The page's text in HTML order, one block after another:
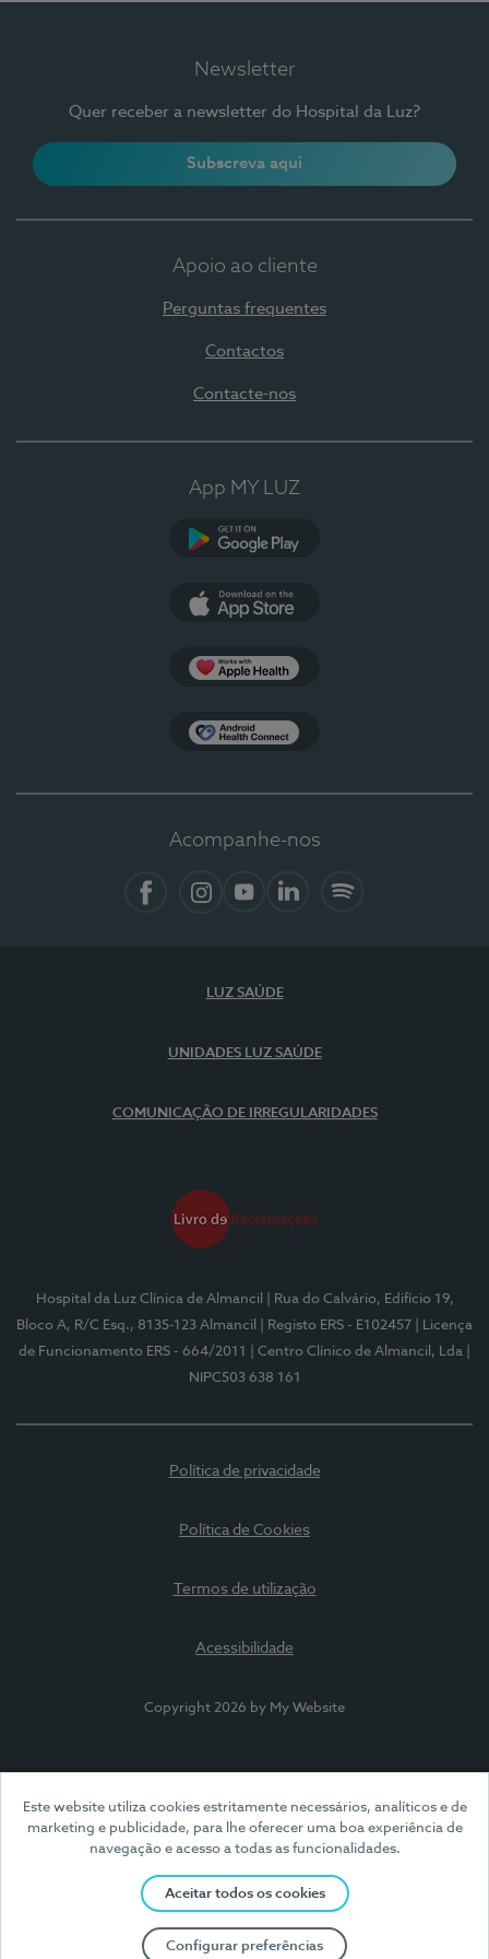
Este website utiliza cookies estritamente necessários, analíticos e de
marketing e publicidade, para lhe oferecer uma boa experiência de
navegação e acesso a todas as funcionalidades.
Aceitar todos os cookies
Configurar preferências
Newsletter
Quer receber a newsletter do Hospital da Luz?
Subscreva aqui
Apoio ao cliente
Perguntas frequentes
Contactos
Contacte-nos
App MY LUZ
Acompanhe-nos
LUZ SAÚDE
UNIDADES LUZ SAÚDE
COMUNICAÇÃO DE IRREGULARIDADES
Hospital da Luz Clínica de Almancil
| Rua do Calvário, Edifício 19,
Bloco A, R/C Esq., 8135-123 Almancil
| Registo ERS - E102457
| Licença
de Funcionamento ERS - 664/2011
| Centro Clínico de Almancil, Lda
NIPC503 638 161
Política de privacidade
Política de Cookies
Termos de utilização
Acessibilidade
Copyright 2026 by My Website